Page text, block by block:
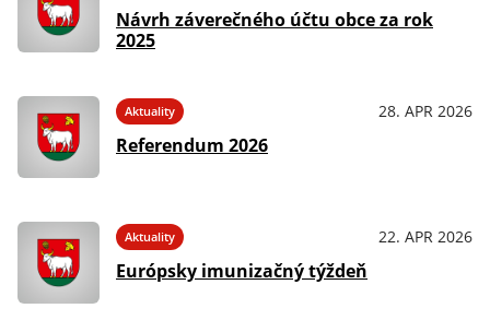
Návrh záverečného účtu obce za rok
2025
Aktuality 28. APR 2026
Referendum 2026
Aktuality 22. APR 2026
Európsky imunizačný týždeň